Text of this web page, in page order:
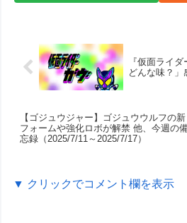
『仮面ライ
どんな味？」
【ゴジュウジャー】ゴジュウウルフの新
フォームや強化ロボが解禁 他、今週の
忘録（2025/7/11～2025/7/17）
▼ クリックでコメント欄を表示